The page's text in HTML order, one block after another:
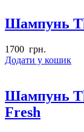
Шампунь
1700 грн.
Додати у кошик
Шампунь
Fresh